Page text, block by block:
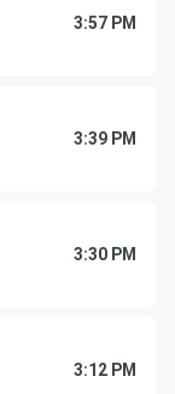
3:57 PM
3:39 PM
3:30 PM
3:12 PM